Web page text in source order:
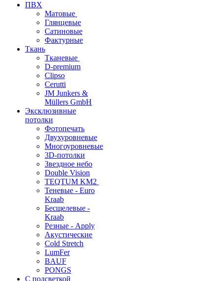
ПВХ
Матовые
Глянцевые
Сатиновые
Фактурные
Ткань
Тканевые
D-premium
Clipso
Cerutti
JM Junkers &
Müllers GmbH
Эксклюзивные
потолки
Фотопечать
Двухуровневые
Многоуровневые
3D-потолки
Звездное небо
Double Vision
TEQTUM KM2
Теневые - Euro
Kraab
Бесщелевые -
Kraab
Резные - Apply
Акустические
Cold Stretch
LumFer
BAUF
PONGS
С подсветкой